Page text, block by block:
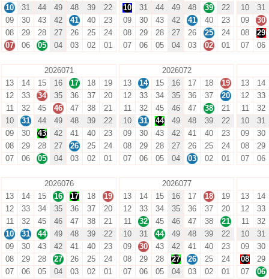
10
31 44 49 48 39
22
09
30 43 42 41 40
23
08
29 28 27 26 25
24
07
06 05 04 03 02 01
10
31 44 49 48 39
22
09
30 43 42 41 40
23
08
29 28 27 26 25
24
07
06 05 04 03 02 01
10
31
09
30
08
29
07
06
2026071
13
14 15 16 17 18
19
12
33 34 35 36 37
20
11
32 45 46 47 38
21
10
31 44 49 48 39
22
09
30 43 42 41 40
23
08
29 28 27 26 25
24
07
06 05 04 03 02 01
2026072
13
14 15 16 17 18
19
12
33 34 35 36 37
20
11
32 45 46 47 38
21
10
31 44 49 48 39
22
09
30 43 42 41 40
23
08
29 28 27 26 25
24
07
06 05 04 03 02 01
13
14
12
33
11
32
10
31
09
30
08
29
07
06
2026076
13
14 15 16 17 18
19
12
33 34 35 36 37
20
11
32 45 46 47 38
21
10
31 44 49 48 39
22
09
30 43 42 41 40
23
08
29 28 27 26 25
24
07
06 05 04 03 02 01
2026077
13
14 15 16 17 18
19
12
33 34 35 36 37
20
11
32 45 46 47 38
21
10
31 44 49 48 39
22
09
30 43 42 41 40
23
08
29 28 27 26 25
24
07
06 05 04 03 02 01
13
14
12
33
11
32
10
31
09
30
08
29
07
06